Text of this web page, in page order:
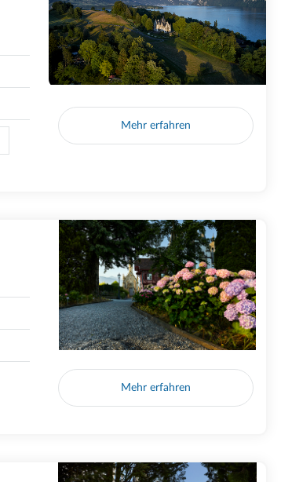
Mehr erfahren
Mehr erfahren